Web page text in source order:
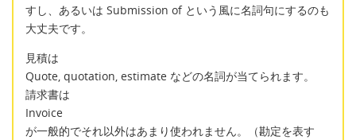
すし、あるいは Submission of という風に名詞句にするのも
大丈夫です。
見積は
Quote, quotation, estimate などの名詞が当てられます。
請求書は
Invoice
が一般的でそれ以外はあまり使われません。（勘定を表す